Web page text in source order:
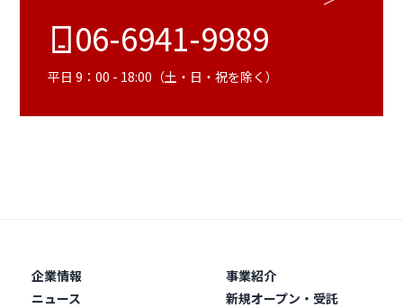
06-6941-9989
平日 9：00 - 18:00（土・日・祝を除く）
企業情報
事業紹介
ニュース
新規オープン・受託